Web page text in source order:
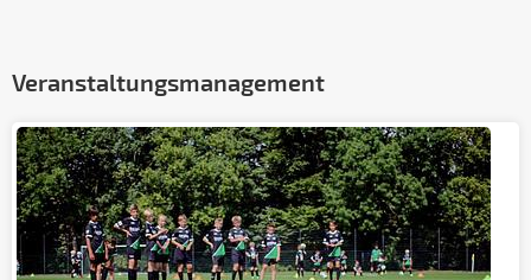
Veranstaltungsmanagement